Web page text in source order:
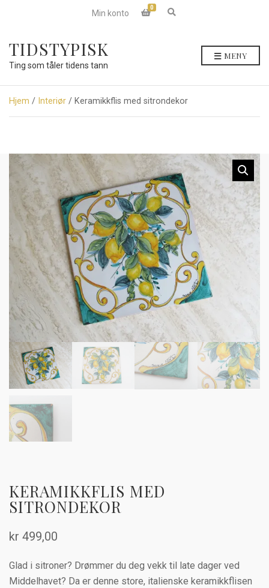
Min konto
0
E
a
r
h
m
TIDSTYPISK
Ting som tåler tidens tann
MENY
Hjem / Interiør / Keramikkflis med sitrondekor
KERAMIKKFLIS MED
SITRONDEKOR
kr 499,00
Glad i sitroner? Drømmer du deg vekk til late dager ved
Middelhavet? Da er denne store, italienske keramikkflisen